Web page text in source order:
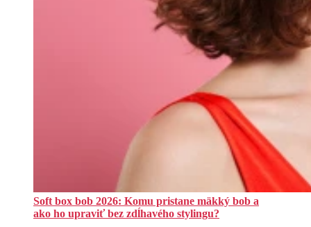
Soft box bob 2026: Komu pristane mäkký bob a
ako ho upraviť bez zdĺhavého stylingu?